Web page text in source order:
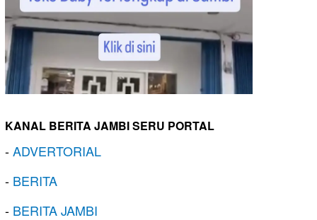
KANAL BERITA JAMBI SERU PORTAL
-ADVERTORIAL
- BERITA
- BERITA JAMBI